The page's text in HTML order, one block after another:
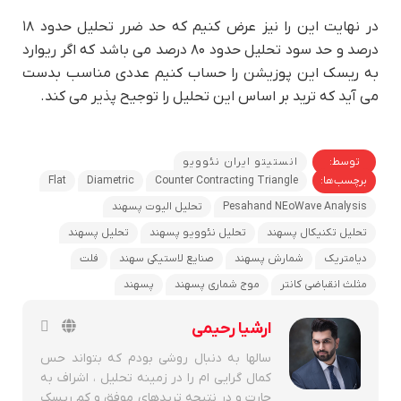
در نهایت این را نیز عرض کنیم که حد ضرر تحلیل حدود ۱۸
درصد و حد سود تحلیل حدود ۸۰ درصد می باشد که اگر ریوارد
به ریسک این پوزیشن را حساب کنیم عددی مناسب بدست
می آید که ترید بر اساس این تحلیل را توجیح پذیر می کند.
توسط:
انستیتو ایران نئوویو
برچسب‌ها:
Counter Contracting Triangle
Diametric
Flat
Pesahand NEoWave Analysis
تحلیل الیوت پسهند
تحلیل تکنیکال پسهند
تحلیل نئوویو پسهند
تحلیل پسهند
دیامتریک
شمارش پسهند صنایع لاستیکی سهند
فلت
مثلث انقباضی کانتر
موج شماری پسهند پسهند
ارشیا رحیمی
سالها به دنبال روشی بودم که بتواند حس
کمال گرایی ام را در زمینه تحلیل ، اشراف به